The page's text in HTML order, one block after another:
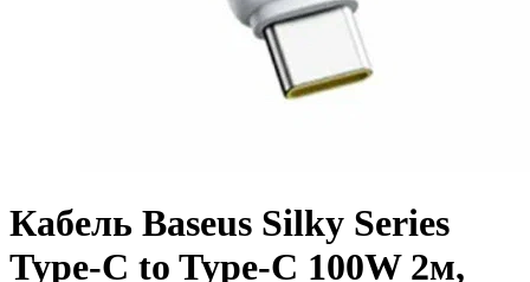
Кабель Baseus Silky Series
Type-C to Type-C 100W 2м,